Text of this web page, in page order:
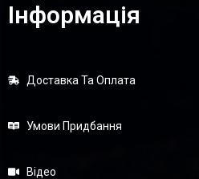
Інформація
Доставка Та Оплата
Умови Придбання
Відео